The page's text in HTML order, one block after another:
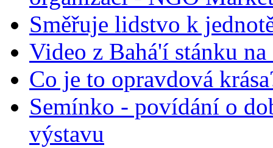
Směřuje lidstvo k
Video z Bahá'í stánku
Co je to opravdová
Semínko - povídání o
výstavu